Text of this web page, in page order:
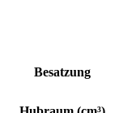
Besatzung